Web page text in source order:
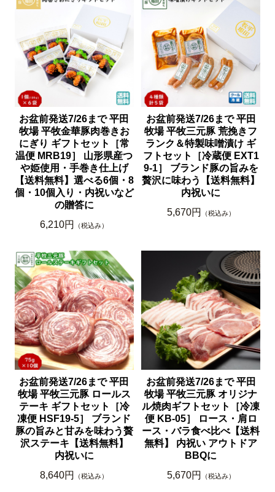
お盆前発送7/26まで 平田
牧場 平牧金華豚肉巻きお
にぎり ギフトセット［常
温便 MRB19］ 山形県産つ
や姫使用・手巻き仕上げ
【送料無料】選べる6個・8
個・10個入り・内祝いなど
の贈答に
6,210円
（税込み）
お盆前発送7/26まで 平田
牧場 平牧三元豚 荒挽きフ
ランク＆特製味噌漬け ギ
フトセット［冷蔵便 EXT1
9-1］ ブランド豚の旨みを
贅沢に味わう【送料無料】
内祝いに
5,670円
（税込み）
お盆前発送7/26まで 平田
牧場 平牧三元豚 ロールス
テーキ ギフトセット［冷
凍便 HSF19-5］ ブランド
豚の旨みと甘みを味わう贅
沢ステーキ【送料無料】
内祝いに
8,640円
（税込み）
お盆前発送7/26まで 平田
牧場 平牧三元豚 オリジナ
ル焼肉ギフトセット［冷凍
便 KB-05］ ロース・肩ロ
ース・バラ食べ比べ【送料
無料】 内祝い アウトドア
BBQに
5,670円
（税込み）